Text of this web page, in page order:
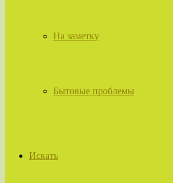
На заметку
Бытовые проблемы
Искать